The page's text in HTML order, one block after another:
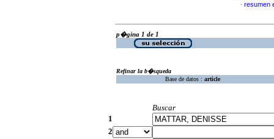
· resumen
p�gina 1 de 1
Refinar la b�squeda
Base de datos : article
Buscar
1
2